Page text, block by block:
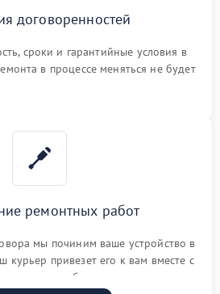
договоренностей
сроки и гарантийные условия в
в процессе меняться не будет
ремонтных работ
мы починим ваше устройство в
курьер привезет его к вам вместе с
талоном бесплатно